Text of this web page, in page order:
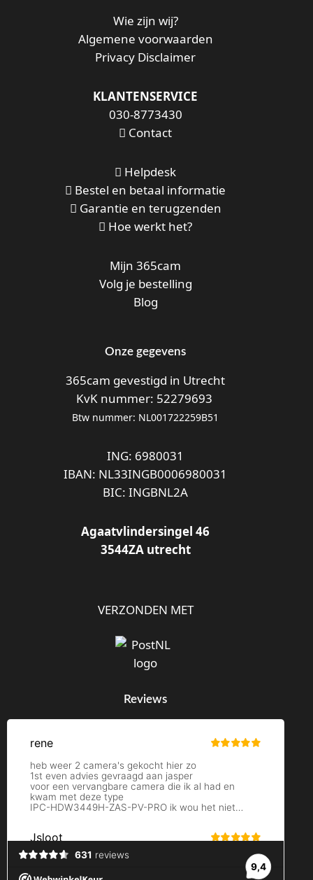
Wie zijn wij?
Algemene voorwaarden
Privacy Disclaimer
KLANTENSERVICE
030-8773430
Contact
Helpdesk
Bestel en betaal informatie
Garantie en terugzenden
Hoe werkt het?
Mijn 365cam
Volg je bestelling
Blog
Onze gegevens
365cam gevestigd in Utrecht
KvK nummer: 52279693
Btw nummer: NL001722259B51
ING: 6980031
IBAN: NL33INGB0006980031
BIC: INGBNL2A
Agaatvlindersingel 46
3544ZA utrecht
VERZONDEN MET
Reviews